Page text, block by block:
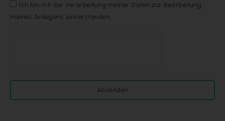
Ich bin mit der Verarbeitung meiner Daten zur Bearbeitung
meines Anliegens einverstanden.
Absenden